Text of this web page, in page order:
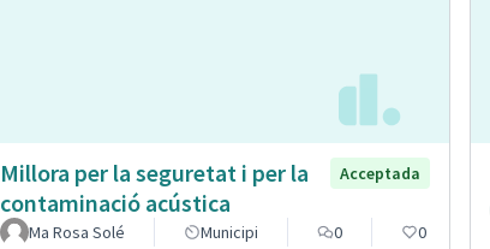
Millora per la seguretat i per la
contaminació acústica
Acceptada
Ma Rosa Solé Municipi 0 0